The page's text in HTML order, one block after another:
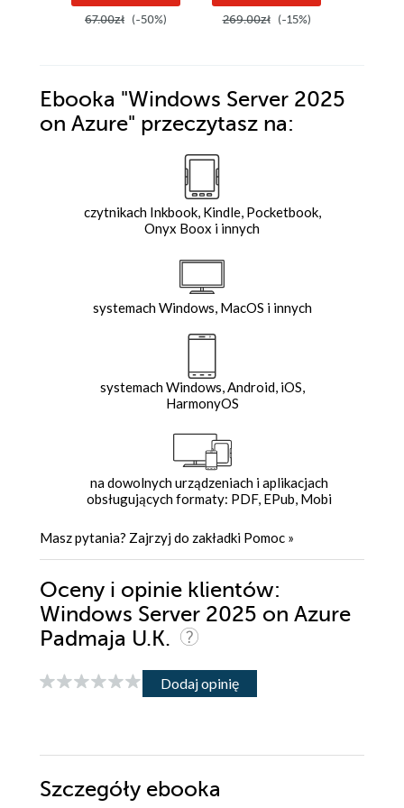
67.00zł (-50%) 269.00zł (-15%)
Ebooka "Windows Server 2025
on Azure" przeczytasz na:
czytnikach Inkbook, Kindle, Pocketbook,
Onyx Boox i innych
systemach Windows, MacOS i innych
systemach Windows, Android, iOS,
HarmonyOS
na dowolnych urządzeniach i aplikacjach
obsługujących formaty: PDF, EPub, Mobi
Masz pytania? Zajrzyj do zakładki Pomoc »
Oceny i opinie klientów:
Windows Server 2025 on Azure
Padmaja U.K.
Dodaj opinię
Szczegóły ebooka